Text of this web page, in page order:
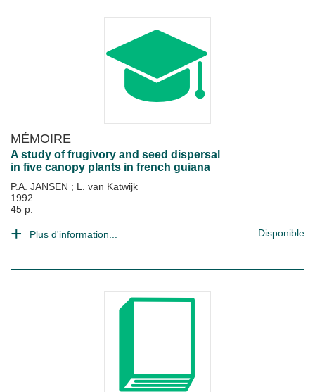
MÉMOIRE
A study of frugivory and seed dispersal
in five canopy plants in french guiana
P.A. JANSEN ; L. van Katwijk
1992
45 p.
Plus d'information... Disponible